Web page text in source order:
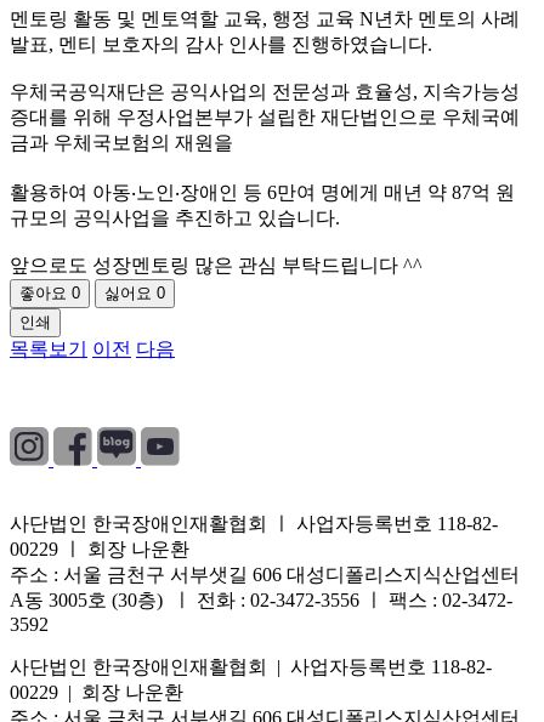
멘토링 활동 및 멘토역할 교육, 행정 교육 N년차 멘토의 사례
발표, 멘티 보호자의 감사 인사를 진행하였습니다.
우체국공익재단은 공익사업의 전문성과 효율성, 지속가능성
증대를 위해 우정사업본부가 설립한 재단법인으로 우체국예
금과 우체국보험의 재원을
활용하여 아동‧노인‧장애인 등 6만여 명에게 매년 약 87억 원
규모의 공익사업을 추진하고 있습니다.
​앞으로도 성장멘토링 많은 관심 부탁드립니다 ^^
좋아요 0 싫어요 0
인쇄
목록보기 이전 다음
사단법인 한국장애인재활협회 ㅣ 사업자등록번호 118-82-
00229 ㅣ 회장 나운환
주소 : 서울 금천구 서부샛길 606 대성디폴리스지식산업센터
A동 3005호 (30층) ㅣ 전화 : 02-3472-3556 ㅣ 팩스 : 02-3472-
3592
사단법인 한국장애인재활협회 | 사업자등록번호 118-82-
00229 | 회장 나운환
주소 : 서울 금천구 서부샛길 606 대성디폴리스지식산업센터